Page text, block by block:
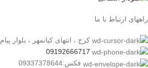
راههای ارتباط با ما
کرج ، انتهای کیانمهر ، بلوار پیام
09192666717
فکس:09337378644